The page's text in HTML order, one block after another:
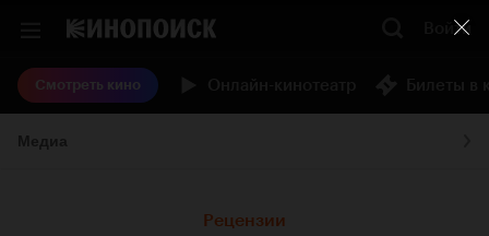
Войти
Смотреть кино
Рецензии